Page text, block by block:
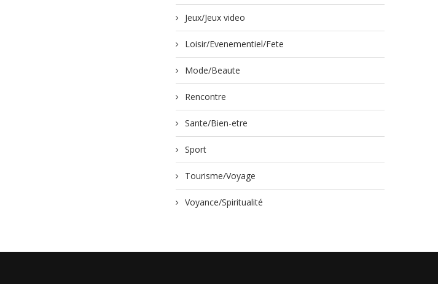
Jeux/Jeux video
Loisir/Evenementiel/Fete
Mode/Beaute
Rencontre
Sante/Bien-etre
Sport
Tourisme/Voyage
Voyance/Spiritualité